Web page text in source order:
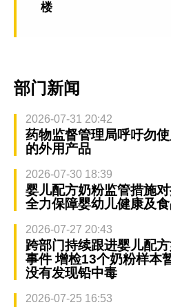
楼
部门新闻
2026-07-31 20:42
药物监督管理局呼吁勿
的外用产品
2026-07-30 18:39
婴儿配方奶粉监管措施
全力保障婴幼儿健康及
2026-07-27 20:43
跨部门持续跟进婴儿配
事件 增检13个奶粉样本
没有发现铅中毒
2026-07-25 16:53